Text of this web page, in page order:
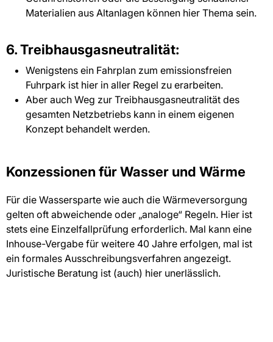
Materialien aus Altanlagen können hier Thema sein.
6. Treibhausgasneutralität:
Wenigstens ein Fahrplan zum emissionsfreien
Fuhrpark ist hier in aller Regel zu erarbeiten.
Aber auch Weg zur Treibhausgasneutralität des
gesamten Netzbetriebs kann in einem eigenen
Konzept behandelt werden.
Konzessionen für Wasser und Wärme
Für die Wassersparte wie auch die Wärmeversorgung
gelten oft abweichende oder „analoge“ Regeln. Hier ist
stets eine Einzelfallprüfung erforderlich. Mal kann eine
Inhouse-Vergabe für weitere 40 Jahre erfolgen, mal ist
ein formales Ausschreibungsverfahren angezeigt.
Juristische Beratung ist (auch) hier unerlässlich.